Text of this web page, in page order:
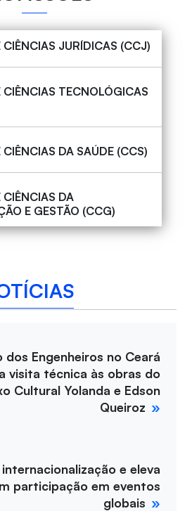
CIÊNCIAS JURÍDICAS (CCJ)
CIÊNCIAS TECNOLÓGICAS
DA SAÚDE (CCS)
DA
E GESTÃO (CCG)
dos Engenheiros no Ceará
visita técnica às obras do
Cultural Yolanda e Edson
Queiroz
e eleva
participação em eventos
globais